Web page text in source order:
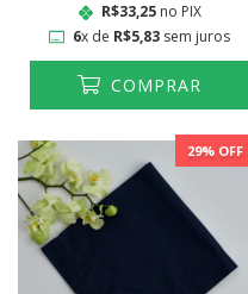
R$33,25no PIX
6x de R$5,83 sem juros
COMPRAR
29% OFF